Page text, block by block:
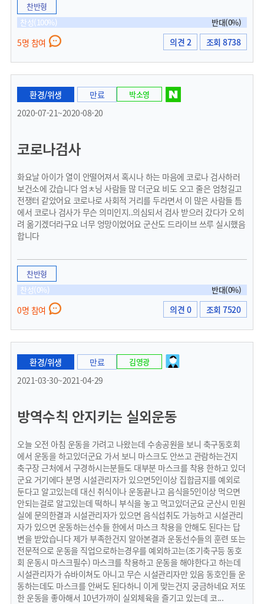
찬반형
찬성(100%)
반대(0%)
5명 참여 의견 2 조회 8738
환경/위생
만료
2020-07-21~2020-08-20
박소영
코로나검사
화요날 아이가 열이 안떨어져서 혹시나 하는 마음에 코로나 검사하러
보건소에 갔습니다 엄ㅊ닝 사람들 많 더군요 비도 오고 줄은 엄청길고
전쟁터 같았어요 코로나로 사회적 거리를 두라면서 이 많은 사람들 틈
에서 코로나 검사가 무슨 의미인지..의심되서 검사 받으러 갔다가 오히
려 옮기겠더라구요 너무 엉망이었어요 군산도 드라이브 쓰루 실시했음
합니다
찬반형
찬성(0%)
반대(0%)
0명 참여 의견 0 조회 7520
환경/위생
만료
2021-03-30~2021-04-29
김영광
방역수칙 안지키는 실외운동
오늘 오전 아침 운동을 가려고 나왔는데 수송공원을 보니 축구동호회
에서 운동을 하고있더군요 가서 보니 마스크도 안쓰고 관람하는건지
축구장 근처에서 구경하시는분들도 대부분 마스크를 착용 한하고 있더
군요 거기에다 분명 시설관리자가 있으면5인이상 집합금지를 예외로
둔다고 알고있는데 대신 취식이나 운동끝나고 음식을5인이상 먹으면
안되는걸로 알고있는데 떡하니 부식을 놓고 먹고있더군요 군산시 민원
실에 문의한결과 시설관리자가 있으면 음식섭취도 가능하고 시설관리
자가 있으면 운동하는선수들 한에서 마스크 착용을 안해도 된다는 답
변을 받았습니다 제가 부족한건지 알아본결과 운동선수들의 훈련 또는
전문적으로 운동을 직업으로하는경우를 예외하고는(조기축구등 동호
회 운동시 마스크필수) 마스크를 착용하고 운동을 해야한다고 하는데
시설관리자가 슈바이쳐도 아니고 무슨 시설관리자만 있음 동호인들 운
동하는데도 마스크를 안써도 된다하니 이게 맞는건지 궁금하네요 저또
한 운동을 좋아해서 10년가까이 실외체육을 즐기고 있는데 코...